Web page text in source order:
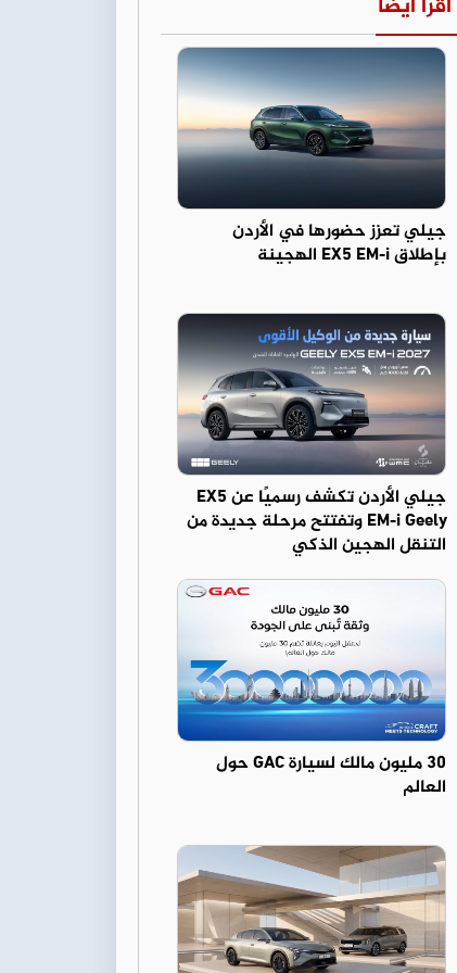
جيلي تعزز حضورها في الأردن
بإطلاق EX5 EM-i الهجينة
جيلي الأردن تكشف رسميًا عن EX5
EM-i Geely وتفتتح مرحلة جديدة من
التنقل الهجين الذكي
30 مليون مالك لسيارة GAC حول
العالم